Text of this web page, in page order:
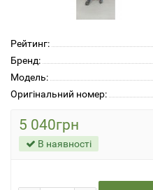
Рейтинг:
Бренд:
Модель:
Оригінальний номер:
5 040грн
В наявності